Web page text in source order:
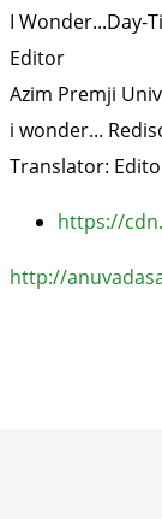
I Wonder...Day-
Editor
Azim Premji
i wonder...
Translator:
https://
http://